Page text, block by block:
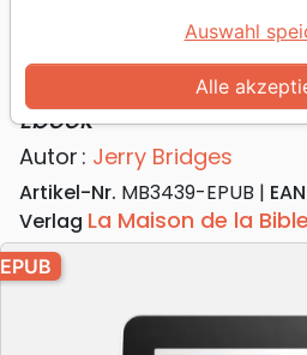
Pas si grave? ces
tolérons
Ebook
Autor : Jerry Bridges
Artikel-Nr. MB3439-EPUB EAN
Verlag La Maison de la Bible
EPUB
Alle
Auswahl